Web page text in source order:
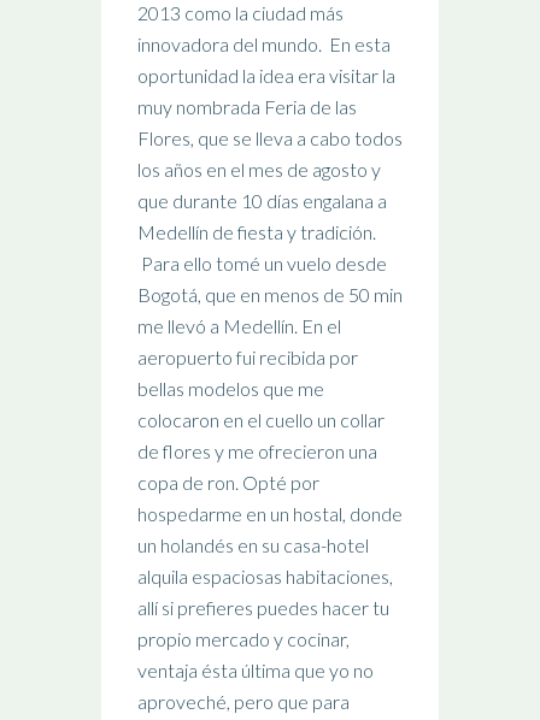
2013 como la ciudad más
innovadora del mundo. En esta
oportunidad la idea era visitar la
muy nombrada Feria de las
Flores, que se lleva a cabo todos
los años en el mes de agosto y
que durante 10 días engalana a
Medellín de fiesta y tradición.
Para ello tomé un vuelo desde
Bogotá, que en menos de 50 min
me llevó a Medellín. En el
aeropuerto fui recibida por
bellas modelos que me
colocaron en el cuello un collar
de flores y me ofrecieron una
copa de ron. Opté por
hospedarme en un hostal, donde
un holandés en su casa-hotel
alquila espaciosas habitaciones,
allí si prefieres puedes hacer tu
propio mercado y cocinar,
ventaja ésta última que yo no
aproveché, pero que para